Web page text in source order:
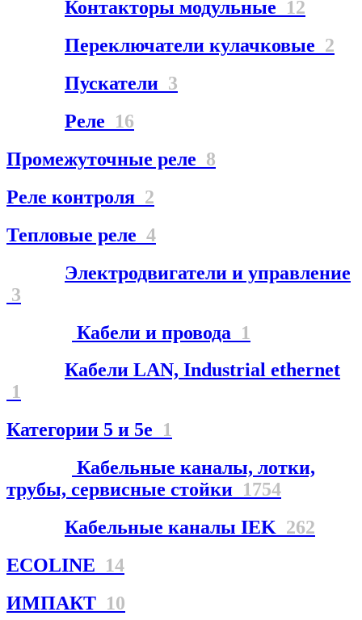
Контакторы модульные 12
Переключатели кулачковые 2
Пускатели 3
Реле 16
Промежуточные реле 8
Реле контроля 2
Тепловые реле 4
Электродвигатели и управление
3
Кабели и провода 1
Кабели LAN, Industrial ethernet
1
Категории 5 и 5е 1
Кабельные каналы, лотки,
трубы, сервисные стойки 1754
Кабельные каналы IEK 262
ECOLINE 14
ИМПАКТ 10